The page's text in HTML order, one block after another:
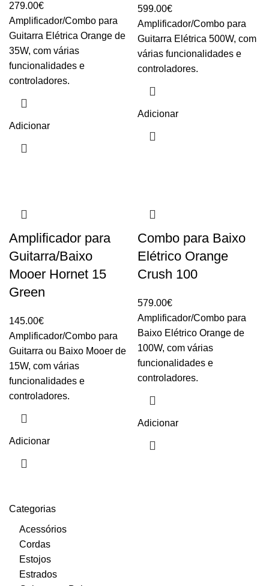
Categorias
Acessórios
Cordas
Estojos
Estrados
279.00€
Amplificador/Combo para
Guitarra Elétrica Orange de
35W, com várias
funcionalidades e
controladores.
Adicionar
599.00€
Amplificador/Combo para
Guitarra Elétrica 500W, com
várias funcionalidades e
controladores.
Adicionar
Amplificador para
Guitarra/Baixo
Mooer Hornet 15
Green
145.00€
Amplificador/Combo para
Guitarra ou Baixo Mooer de
15W, com várias
funcionalidades e
controladores.
Adicionar
Combo para Baixo
Elétrico Orange
Crush 100
579.00€
Amplificador/Combo para
Baixo Elétrico Orange de
100W, com várias
funcionalidades e
controladores.
Adicionar